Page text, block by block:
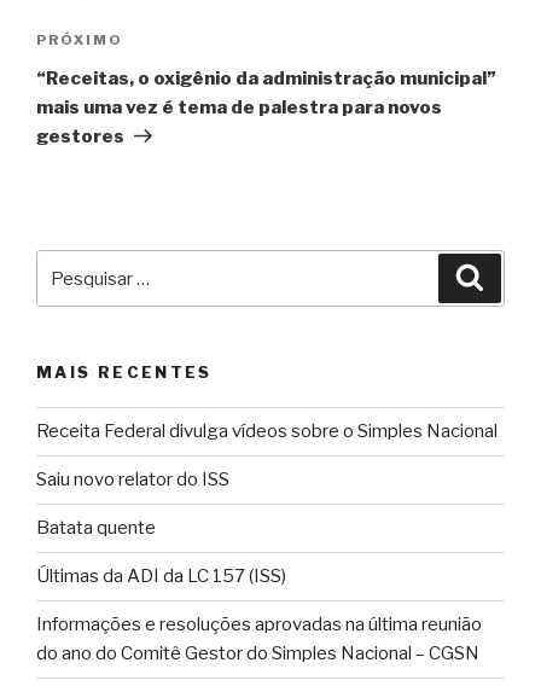
Próximo
post
PRÓXIMO
“Receitas, o oxigênio da administração municipal”
mais uma vez é tema de palestra para novos
gestores
por:
MAIS RECENTES
Receita Federal divulga vídeos sobre o Simples Nacional
Saiu novo relator do ISS
Batata quente
Últimas da ADI da LC 157 (ISS)
Informações e resoluções aprovadas na última reunião
do ano do Comitê Gestor do Simples Nacional – CGSN